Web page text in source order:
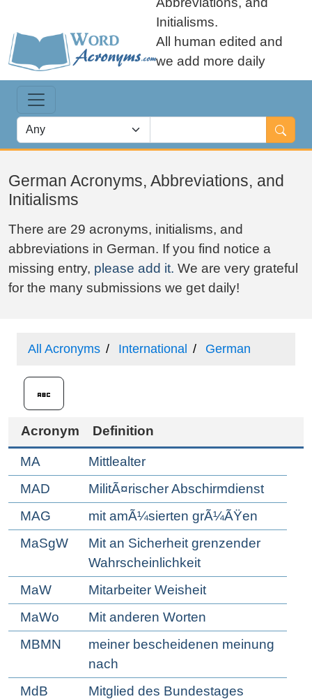
Initialisms.
All human edited and
we add more daily
German Acronyms, Abbreviations, and
Initialisms
There are 29 acronyms, initialisms, and
abbreviations in German. If you find notice a
missing entry, please add it. We are very grateful
for the many submissions we get daily!
All Acronyms International German
Acronym Definition
MA
Mittlealter
MAD
MilitÃ¤rischer Abschirmdienst
MAG
mit amÃ¼sierten grÃ¼ÃŸen
MaSgW
Mit an Sicherheit grenzender
Wahrscheinlichkeit
MaW
Mitarbeiter Weisheit
MaWo
Mit anderen Worten
MBMN
meiner bescheidenen meinung
nach
MdB
Mitglied des Bundestages